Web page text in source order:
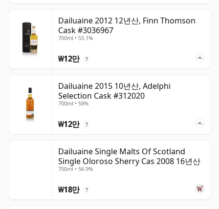
Dailuaine 2012 12년산, Finn Thomson
Cask #3036967
700ml • 55.1%
₩12만 ?
Dailuaine 2015 10년산, Adelphi
Selection Cask #312020
700ml • 58%
₩12만 ?
Dailuaine Single Malts Of Scotland
Single Oloroso Sherry Cas 2008 16년산
700ml • 56.9%
₩18만 ?